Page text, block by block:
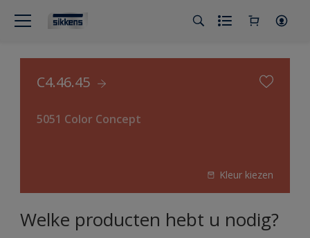
C4.46.45
5051 Color Concept
Kleur kiezen
Welke producten hebt u nodig?